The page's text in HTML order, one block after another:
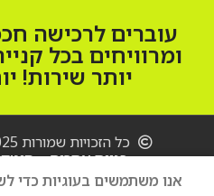
עוברים לרכישה
ומרוויחים בכל
יותר שירות!
כל הזכויות שמורות 2025 לחברת קבע אונליין
בניית אתרים –
אנו משתמשים בעוגיות כדי
Samsung